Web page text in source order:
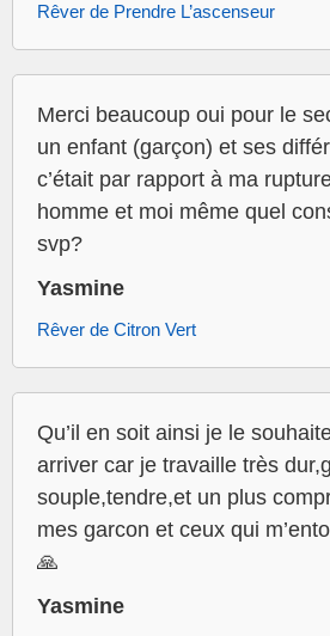
Rêver de Prendre L’ascenseur
Merci beaucoup oui pour le
un enfant (garçon) et ses
c’était par rapport à ma
homme et moi même quel
svp?
Yasmine
Rêver de Citron Vert
Qu’il en soit ainsi je le
arriver car je travaille très
souple,tendre,et un plus
mes garcon et ceux qui
🙏
Yasmine